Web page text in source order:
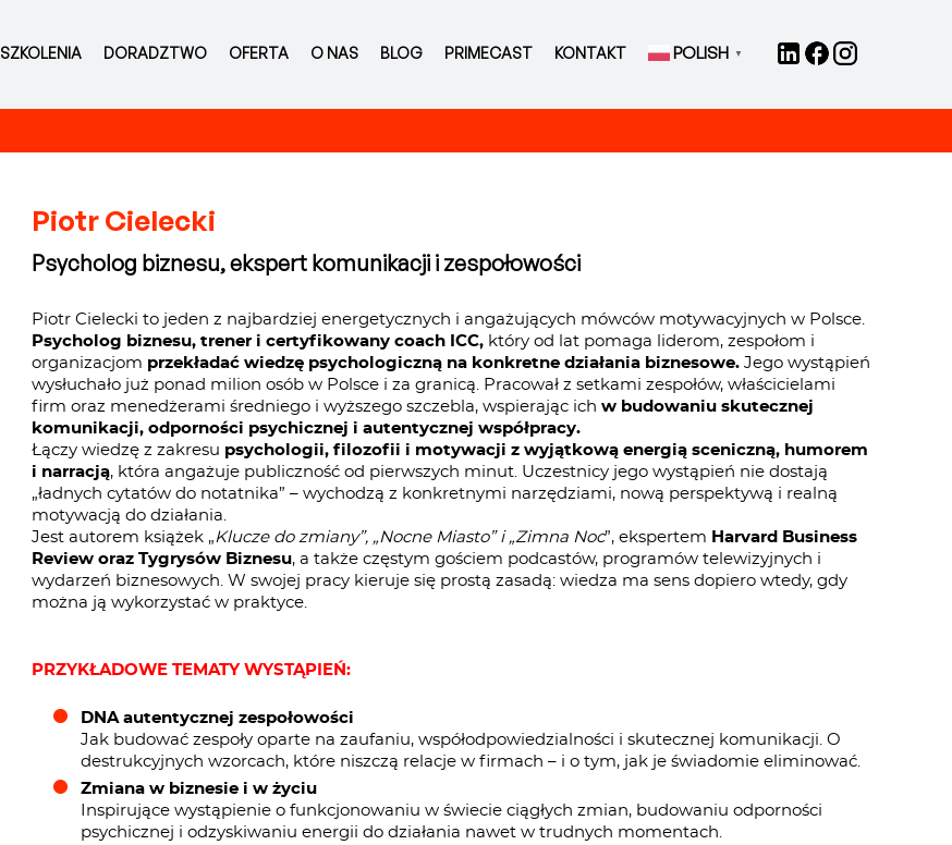
SZKOLENIA DORADZTWO OFERTA O NAS BLOG PRIMECAST KONTAKT POLISH ▼
Piotr Cielecki
Psycholog biznesu, ekspert komunikacji i zespołowości
Piotr Cielecki to jeden z najbardziej energetycznych i angażujących mówców motywacyjnych w Polsce.
Psycholog biznesu, trener i certyfikowany coach ICC,który od lat pomaga liderom, zespołom i
organizacjom przekładać wiedzę psychologiczną na konkretne działania biznesowe. Jego wystąpień
wysłuchało już ponad milion osób w Polsce i za granicą. Pracował z setkami zespołów, właścicielami
firm oraz menedżerami średniego i wyższego szczebla, wspierając ich w budowaniu skutecznej
komunikacji, odporności psychicznej i autentycznej współpracy.
Łączy wiedzę z zakresu psychologii, filozofii i motywacji z wyjątkową energią sceniczną, humorem
i narracją, która angażuje publiczność od pierwszych minut. Uczestnicy jego wystąpień nie dostają
„ładnych cytatów do notatnika” – wychodzą z konkretnymi narzędziami, nową perspektywą i realną
motywacją do działania.
Jest autorem książek „Klucze do zmiany”, „Nocne Miasto” i „Zimna Noc”, ekspertem Harvard Business
Review oraz Tygrysów Biznesu, a także częstym gościem podcastów, programów telewizyjnych i
wydarzeń biznesowych. W swojej pracy kieruje się prostą zasadą: wiedza ma sens dopiero wtedy, gdy
można ją wykorzystać w praktyce.
PRZYKŁADOWE TEMATY WYSTĄPIEŃ:
DNA autentycznej zespołowości
Jak budować zespoły oparte na zaufaniu, współodpowiedzialności i skutecznej komunikacji. O
destrukcyjnych wzorcach, które niszczą relacje w firmach – i o tym, jak je świadomie eliminować.
Zmiana w biznesie i w życiu
Inspirujące wystąpienie o funkcjonowaniu w świecie ciągłych zmian, budowaniu odporności
psychicznej i odzyskiwaniu energii do działania nawet w trudnych momentach.